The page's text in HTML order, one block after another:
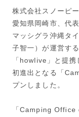
株式会社スノーピ
愛知県岡崎市、代
マッシグラ沖縄タ
子智一）が運営す
「howlive」と提
初進出となる「
プンしました。
「Camping Office